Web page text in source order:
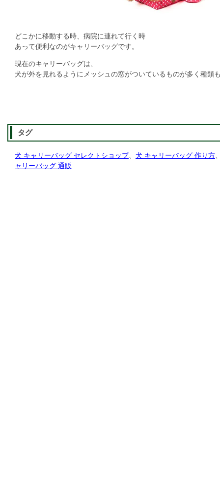
どこかに移動する時、病院に連れて行く時
あって便利なのがキャリーバッグです。
現在のキャリーバッグは、
犬が外を見れるようにメッシュの窓がついているものが多く種類
タグ
犬 キャリーバッグ セレクトショップ、 犬 キャリーバッグ 作り方
ャリーバッグ 通販